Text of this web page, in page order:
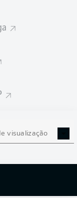
visualização